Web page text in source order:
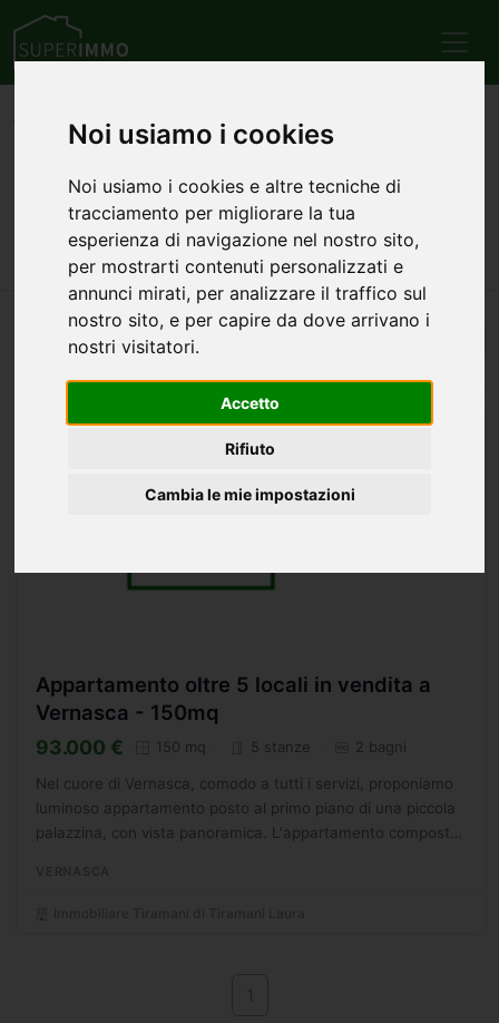
Noi usiamo i cookies
Noi usiamo i cookies e altre tecniche di
tracciamento per migliorare la tua
esperienza di navigazione nel nostro sito,
per mostrarti contenuti personalizzati e
annunci mirati, per analizzare il traffico sul
nostro sito, e per capire da dove arrivano i
nostri visitatori.
Accetto
Rifiuto
Cambia le mie impostazioni
Vernasca
Vendita Appartamenti
Annunci di appartamenti in
vendita a Vernasca
annuncio — 1–1 visualizzato
Appartamento oltre 5 locali in vendita a
Vernasca - 150mq
93.000 € 150 mq 5 stanze 2 bagni
Nel cuore di Vernasca, comodo a tutti i servizi, proponiamo
luminoso appartamento posto al primo piano di una piccola
palazzina, con vista panoramica. L'appartamento composto